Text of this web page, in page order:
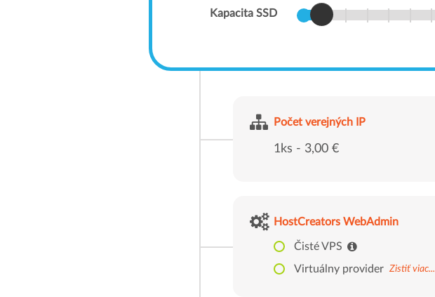
Kapacita SSD
Počet verejných IP
1ks - 3,00 €
HostCreators WebAdmin
Čisté VPS
Virtuálny provider Zistiť viac...